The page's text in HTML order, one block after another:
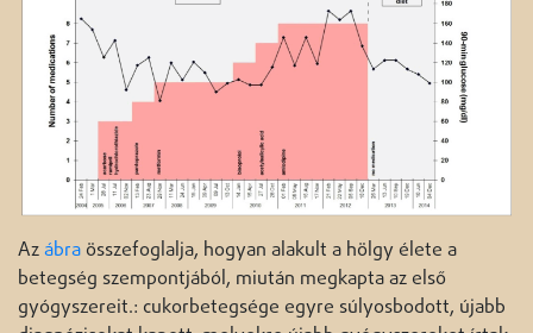
Azábra összefoglalja, hogyan alakult a hölgy élete a
betegség szempontjából, miután megkapta az első
gyógyszereit.: cukorbetegsége egyre súlyosbodott, újabb